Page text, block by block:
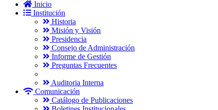
Inicio
Institución
Historia
Misión y Visión
Presidencia
Consejo de Administración
Informe de Gestión
Preguntas Frecuentes
Auditoria Interna
Comunicación
Catálogo de Publicaciones